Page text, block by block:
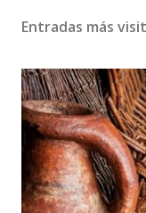
Entradas más